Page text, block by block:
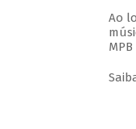
Ao